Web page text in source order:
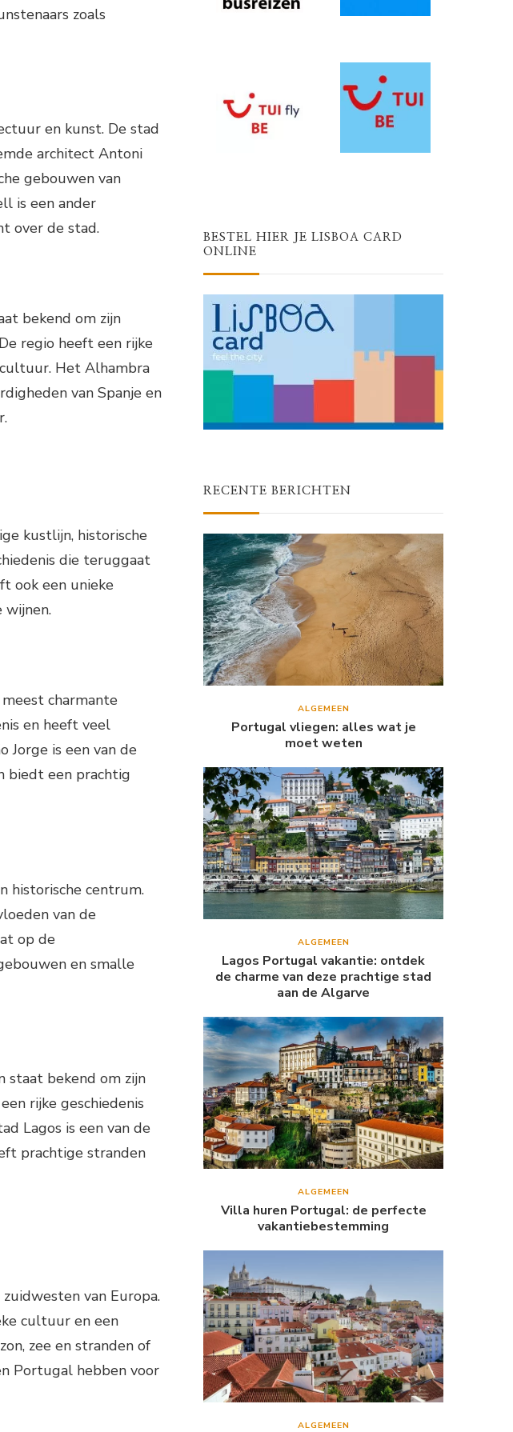
zoals
en kunst. De stad
architect Antoni
gebouwen van
is een ander
over de stad.
bekend om zijn
regio heeft een rijke
Het Alhambra
van Spanje en
kustlijn, historische
die teruggaat
ook een unieke
wijnen.
charmante
en heeft veel
Jorge is een van de
biedt een prachtig
historische centrum.
van de
op de
en smalle
staat bekend om zijn
rijke geschiedenis
Lagos is een van de
prachtige stranden
van Europa.
cultuur en een
zee en stranden of
Portugal hebben voor
BESTEL HIER JE LISBOA CARD
ONLINE
RECENTE BERICHTEN
ALGEMEEN
Portugal vliegen: alles wat je
moet weten
ALGEMEEN
Lagos Portugal vakantie: ontdek
de charme van deze prachtige stad
aan de Algarve
ALGEMEEN
Villa huren Portugal: de perfecte
vakantiebestemming
ALGEMEEN